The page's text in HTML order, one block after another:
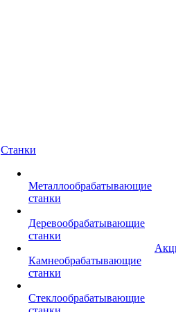
Станки
Металлообрабатывающие
станки
Деревообрабатывающие
станки
Камнеобрабатывающие
станки
Стеклообрабатывающие